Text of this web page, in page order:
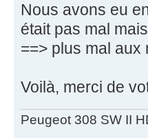
Nous avons eu
était pas mal
==> plus mal aux
Voilà, merci de
Peugeot 308 SW II